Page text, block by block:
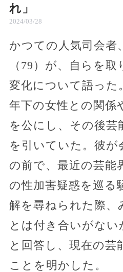
れ」
2024/03/28
かつての人気司会者
（79）が、自らを
変化について語った
年下の女性との関係
を公にし、その後芸
を引いていた。彼が
の前で、最近の芸能
の性加害疑惑を巡る
解を尋ねられた際、
とは付き合いがない
と回答し、現在の芸
ことを明かした。